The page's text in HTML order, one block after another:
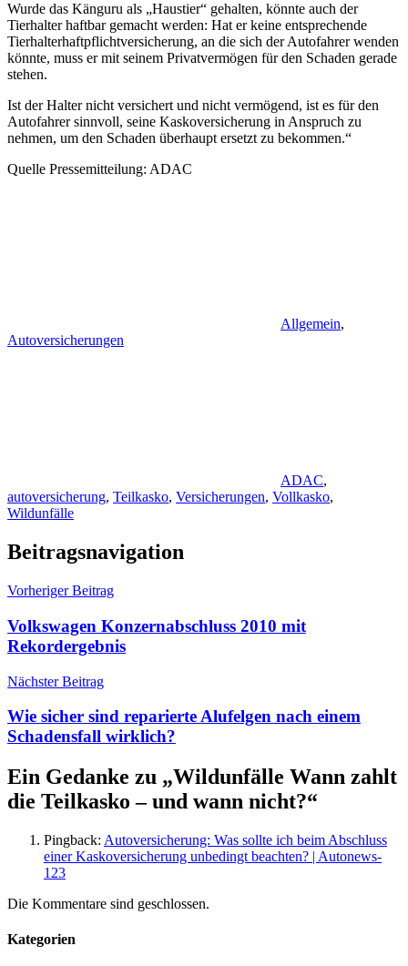
Wurde das Känguru als „Haustier“ gehalten, könnte auch der
Tierhalter haftbar gemacht werden: Hat er keine entsprechende
Tierhalterhaftpflichtversicherung, an die sich der Autofahrer wenden
könnte, muss er mit seinem Privatvermögen für den Schaden gerade
stehen.
Ist der Halter nicht versichert und nicht vermögend, ist es für den
Autofahrer sinnvoll, seine Kaskoversicherung in Anspruch zu
nehmen, um den Schaden überhaupt ersetzt zu bekommen.“
Quelle Pressemitteilung: ADAC
Allgemein,
Autoversicherungen
ADAC,
autoversicherung, Teilkasko, Versicherungen, Vollkasko,
Wildunfälle
Beitragsnavigation
Vorheriger Beitrag
Volkswagen Konzernabschluss 2010 mit
Rekordergebnis
Nächster Beitrag
Wie sicher sind reparierte Alufelgen nach einem
Schadensfall wirklich?
Ein Gedanke zu „Wildunfälle Wann zahlt
die Teilkasko – und wann nicht?“
Pingback: Autoversicherung: Was sollte ich beim Abschluss
einer Kaskoversicherung unbedingt beachten? | Autonews-
123
Die Kommentare sind geschlossen.
Kategorien